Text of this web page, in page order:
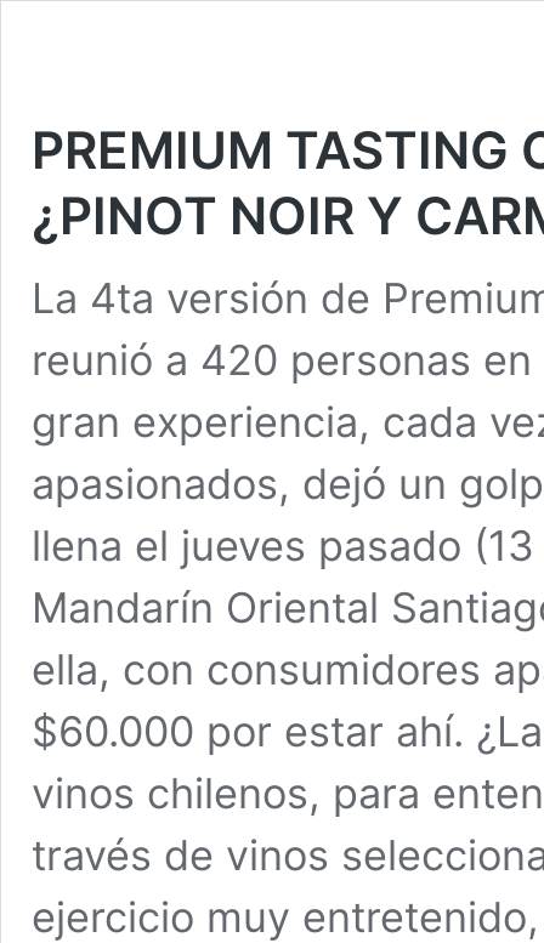
PREMIUM TASTING
¿PINOT NOIR Y
La 4ta versión de
reunió a 420 personas
gran experiencia, cada
apasionados, dejó un
llena el jueves pasado
Mandarín Oriental
ella, con consumidores
$60.000 por estar ahí.
vinos chilenos, para
través de vinos
ejercicio muy